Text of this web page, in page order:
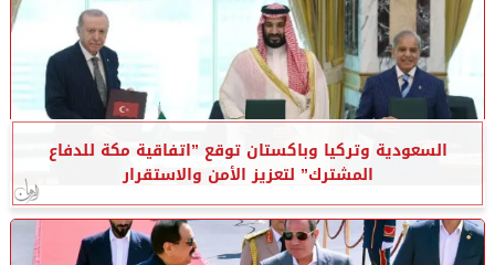
السعودية وتركيا وباكستان توقع ”اتفاقية مكة للدفاع
المشترك” لتعزيز الأمن والاستقرار